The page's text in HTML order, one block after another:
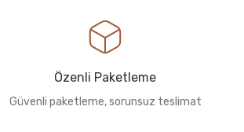
Özenli Paketleme
Güvenli paketleme, sorunsuz teslimat